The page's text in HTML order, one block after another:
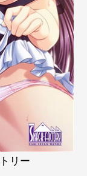
も
よ
ろ
リー